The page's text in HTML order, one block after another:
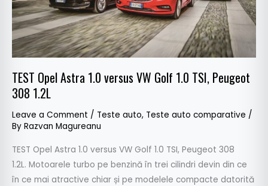
TEST Opel Astra 1.0 versus VW Golf 1.0 TSI, Peugeot
308 1.2L
Leave a Comment / Teste auto, Teste auto comparative /
By Razvan Magureanu
TEST Opel Astra 1.0 versus VW Golf 1.0 TSI, Peugeot 308
1.2L. Motoarele turbo pe benzină în trei cilindri devin din ce
în ce mai atractive chiar și pe modelele compacte datorită
1.0
TSI,
Peugeot
308